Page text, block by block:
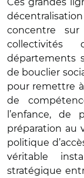
concentre
collectivités
départements
de bouclier
pour remettre
de
l’enfance,
préparation au
politique d’acc
véritable
stratégique